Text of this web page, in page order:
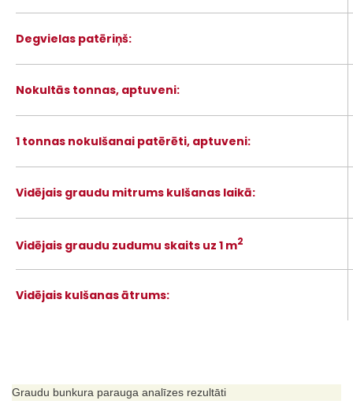
Degvielas patēriņš:
Nokultās tonnas, aptuveni:
1 tonnas nokulšanai patērēti, aptuveni:
Vidējais graudu mitrums kulšanas laikā:
Vidējais graudu zudumu skaits uz 1 m2
Vidējais kulšanas ātrums:
Graudu bunkura parauga analīzes rezultāti